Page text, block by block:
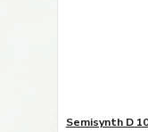
Semisynth D